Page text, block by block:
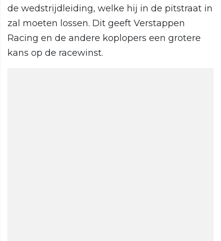
de wedstrijdleiding, welke hij in de pitstraat in
zal moeten lossen. Dit geeft Verstappen
Racing en de andere koplopers een grotere
kans op de racewinst.